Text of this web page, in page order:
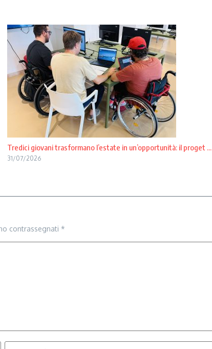
Tredici giovani trasformano l’estate in un’opportunità: il proget ...
31/07/2026
contrassegnati *